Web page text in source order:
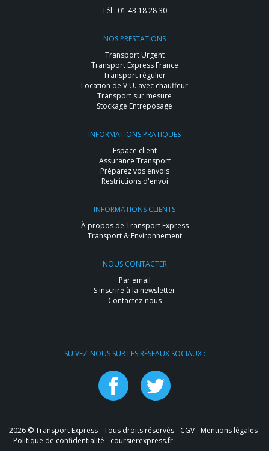
Tél : 01 43 18 28 30
NOS PRESTATIONS
Transport Urgent
Transport Express France
Transport régulier
Location de V.U. avec chauffeur
Transport sur mesure
Stockage Entreposage
INFORMATIONS PRATIQUES
Espace client
Assurance Transport
Préparez vos envois
Restrictions d'envoi
INFORMATIONS CLIENTS
À propos de Transport Express
Transport & Environnement
NOUS CONTACTER
Par email
S'inscrire à la newsletter
Contactez-nous
SUIVEZ-NOUS SUR LES RÉSEAUX SOCIAUX :
2026 © Transport Express - Tous droits réservés - CGV- Mentions légales
- Politique de confidentialité - coursierexpress.fr